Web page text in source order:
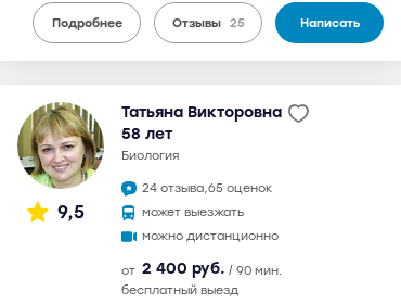
Подробнее Отзывы 25 Написать
9,5
Татьяна Викторовна
58 лет
биология
24 отзыва,65 оценок
может выезжать
можно дистанционно
от 2 400 руб. / 90 мин.
бесплатный выезд